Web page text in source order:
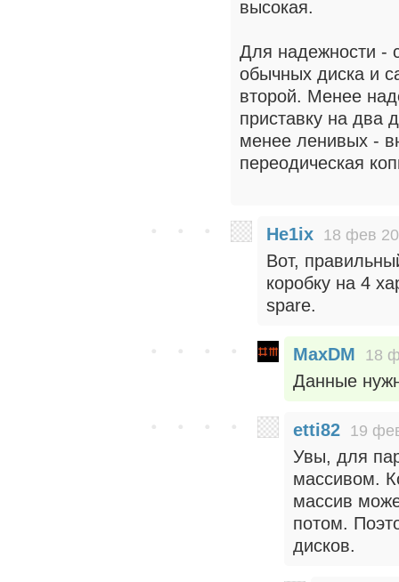
высокая.
Для надежности -
обычных диска и
второй. Менее
приставку на два
менее ленивых -
переодическая
He1ix 18 фев
Вот,
коробку на 4
spare.
MaxDM 18
Данные
etti82 19
Увы, для
массивом.
массив
потом.
дисков.